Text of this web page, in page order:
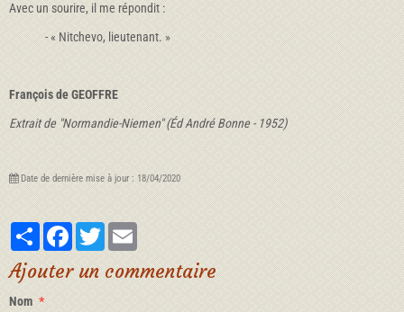
Avec un sourire, il me répondit :
- « Nitchevo, lieutenant. »
François de GEOFFRE
Extrait de "Normandie-Niemen" (Éd André Bonne - 1952)
Date de dernière mise à jour : 18/04/2020
PartagerFacebookTwitter
Ajouter un commentaire
Nom